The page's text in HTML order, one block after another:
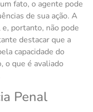
fato, o agente pode
de sua ação. A
portanto, não pode
destacar que a
capacidade do
o que é avaliado
Penal